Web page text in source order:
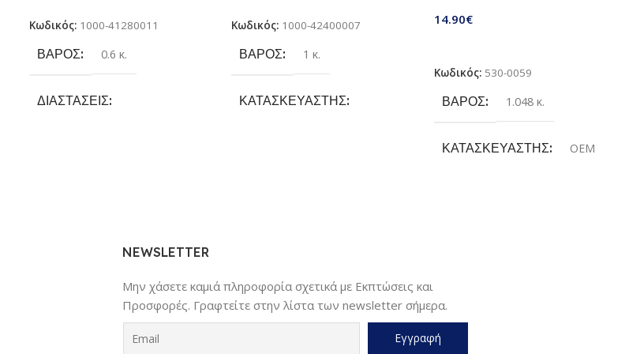
Κωδικός: 1000-41280011
ΒΆΡΟΣ 0.6 κ.
ΔΙΑΣΤΆΣΕΙΣ
CIG)
Κωδικός: 1000-42400007
ΒΆΡΟΣ 1 κ.
ΚΑΤΑΣΚΕΥΑΣΤΉΣ
14.90€
Κωδικός: 530-0059
ΒΆΡΟΣ 1.048 κ.
ΚΑΤΑΣΚΕΥΑΣΤΉΣ OEM
NEWSLETTER
Μην χάσετε καμιά πληροφορία σχετικά με Εκπτώσεις και
Προσφορές. Γραφτείτε στην λίστα των newsletter σήμερα.